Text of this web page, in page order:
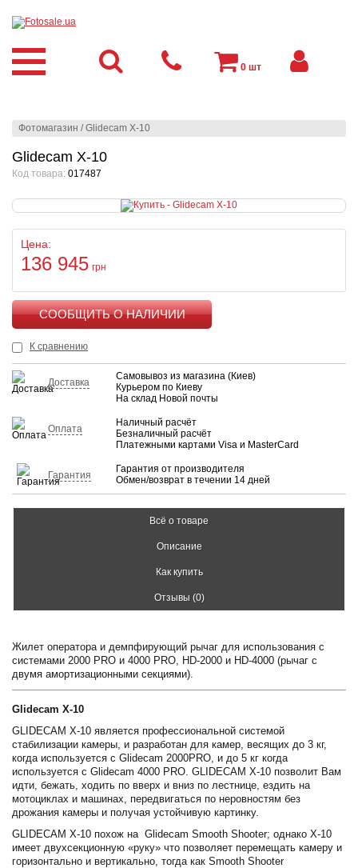
Фотомагазин /Glidecam X-10
Glidecam X-10
Код товара: 017487
Цена:
136 945 грн
К сравнению
Доставка
Самовывоз из магазина (Киев)
Курьером по Киеву
На склад Новой почты
Оплата
Наличный расчёт
Безналичный расчёт
Платежными картами Visa и MasterCard
Гарантия
Гарантия от производителя
Обмен/возврат в течении 14 дней
Всё о товаре
Описание
Как купить
Отзывы (0)
Жилет оператора и демпфирующий рычаг для использования с
системами 2000 PRO и 4000 PRO, HD-2000 и HD-4000 (рычаг с
двумя амортизационными секциями).
Glidecam X-10
GLIDECAM X-10 является профессиональной системой
стабилизации камеры, и разработан для камер, весящих до 3 кг,
когда используется с Glidecam 2000PRO, и до 5 кг когда
используется с Glidecam 4000 PRO. GLIDECAM X-10 позволит Вам
идти, бежать, ходить по вверх и вниз по лестнице, ездить на
мотоциклах и машинах, передвигаться по неровностям без
дрожания камеры и получая устойчивую картинку.
GLIDECAM X-10 похож на Glidecam Smooth Shooter; однако X-10
имеет двухсекционную «руку» что позволяет перемещать камеру и
горизонтально и вертикально, тогда как Smooth Shooter
0 шт